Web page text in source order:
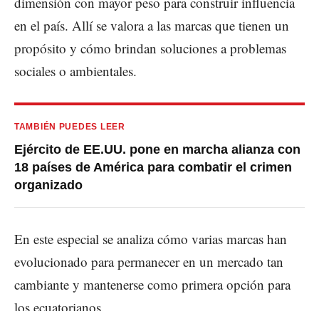
en el país. Allí se valora a las marcas que tienen un
propósito y cómo brindan soluciones a problemas
sociales o ambientales.
TAMBIÉN PUEDES LEER
Ejército de EE.UU. pone en marcha alianza con
18 países de América para combatir el crimen
organizado
En este especial se analiza cómo varias marcas han
evolucionado para permanecer en un mercado tan
cambiante y mantenerse como primera opción para
los ecuatorianos.